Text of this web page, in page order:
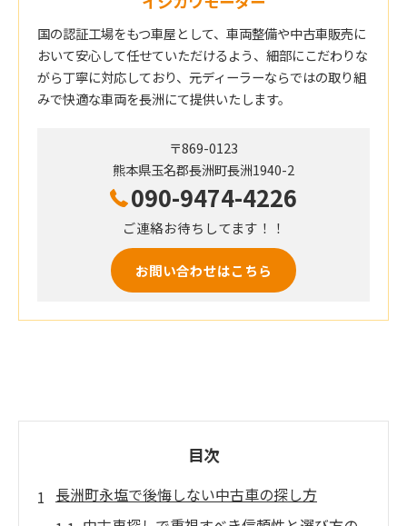
国の認証工場をもつ車屋として、車両整備や中古車販売に
おいて安心して任せていただけるよう、細部にこだわりな
がら丁寧に対応しており、元ディーラーならではの取り組
みで快適な車両を長洲にて提供いたします。
〒869-0123
熊本県玉名郡長洲町長洲1940-2
090-9474-4226
ご連絡お待ちしてます！！
お問い合わせはこちら
目次
長洲町永塩で後悔しない中古車の探し方